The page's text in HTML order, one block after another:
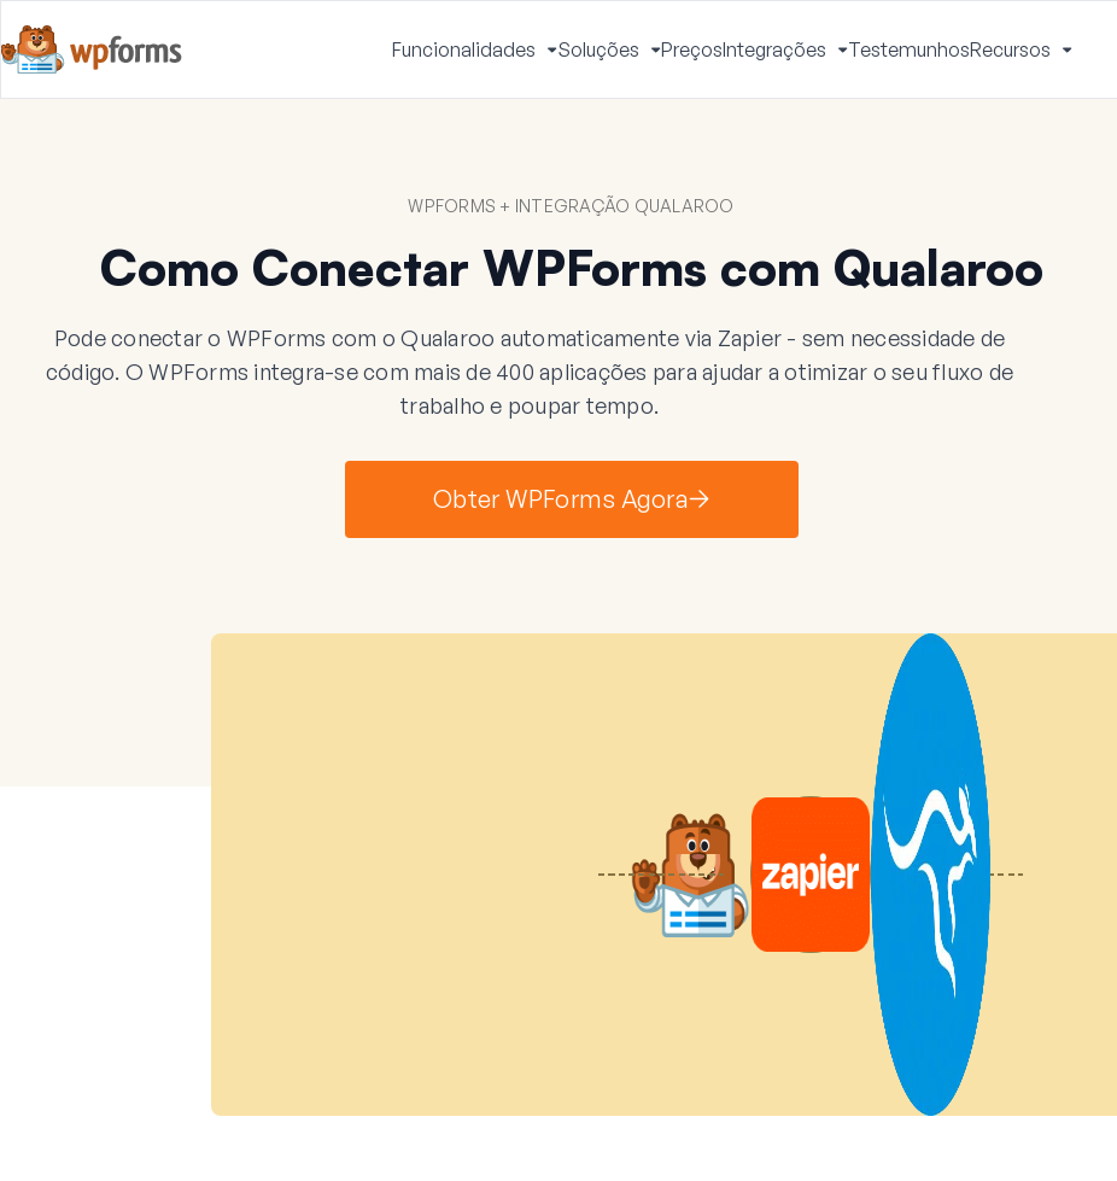
Funcionalidades
Ativar
Menu
Soluções
Ativar
Menu
PreçosIntegrações
Ativar
Menu
TestemunhosRecursos
Menu
WPFORMS + INTEGRAÇÃO QUALAROO
Como Conectar WPForms com Qualaroo
Pode conectar o WPForms com o Qualaroo automaticamente via Zapier - sem necessidade de
código. O WPForms integra-se com mais de 400 aplicações para ajudar a otimizar o seu fluxo de
trabalho e poupar tempo.
Obter WPForms Agora